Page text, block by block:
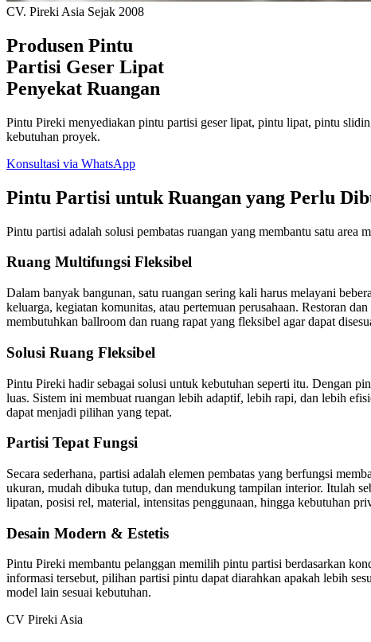
CV. Pireki Asia Sejak 2008
Produsen Pintu
Partisi Geser Lipat
Penyekat Ruangan
Pintu Pireki menyediakan pintu partisi geser lipat, pintu lipat, pintu
kebutuhan proyek.
Konsultasi via WhatsApp
Pintu Partisi untuk Ruangan yang Perlu
Pintu partisi adalah solusi pembatas ruangan yang membantu satu
Ruang Multifungsi Fleksibel
Dalam banyak bangunan, satu ruangan sering kali harus melayani
keluarga, kegiatan komunitas, atau pertemuan perusahaan. Restoran
membutuhkan ballroom dan ruang rapat yang fleksibel agar dapat
Solusi Ruang Fleksibel
Pintu Pireki hadir sebagai solusi untuk kebutuhan seperti itu. Dengan
luas. Sistem ini membuat ruangan lebih adaptif, lebih rapi, dan lebih
dapat menjadi pilihan yang tepat.
Partisi Tepat Fungsi
Secara sederhana, partisi adalah elemen pembatas yang berfungsi
ukuran, mudah dibuka tutup, dan mendukung tampilan interior. Itulah
lipatan, posisi rel, material, intensitas penggunaan, hingga kebutuhan
Desain Modern & Estetis
Pintu Pireki membantu pelanggan memilih pintu partisi berdasarkan
informasi tersebut, pilihan partisi pintu dapat diarahkan apakah lebih
model lain sesuai kebutuhan.
CV Pireki Asia